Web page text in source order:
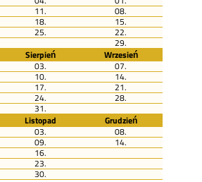
11. 08.
18. 15.
25. 22.
29.
Sierpień
Wrzesień
03. 07.
10. 14.
17. 21.
24. 28.
31.
Listopad
Grudzień
03. 08.
09. 14.
16.
23.
30.